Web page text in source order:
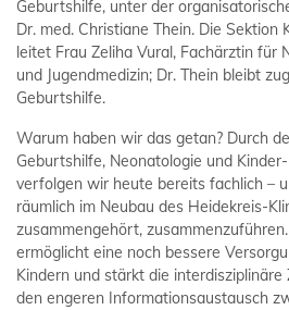
Geburtshilfe, unter der
Dr. med. Christiane Thein. Die Sektion
leitet Frau Zeliha Vural, Fachärztin für
und Jugendmedizin; Dr. Thein bleibt
Geburtshilfe.
Warum haben wir das getan? Durch
Geburtshilfe, Neonatologie und
verfolgen wir heute bereits fachlich –
räumlich im Neubau des Heidekreis-
zusammengehört,
ermöglicht eine noch bessere
Kindern und stärkt die interdisziplinäre
den engeren Informationsaustausch